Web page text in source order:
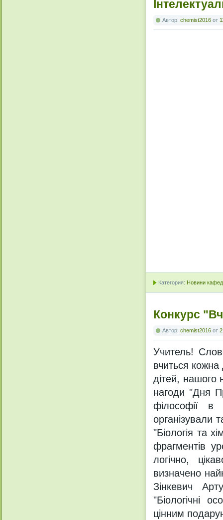
Автор: chemist2016 от
Категория: Новини
Конкурс
Автор: chemist2016 от
Учитель!
вчиться
дітей, нашого
нагоди "Дня
філософії в
організували
"Біологія та
фрагментів
логічно,
визначено
Зінкевич
"Біологічні
цінним